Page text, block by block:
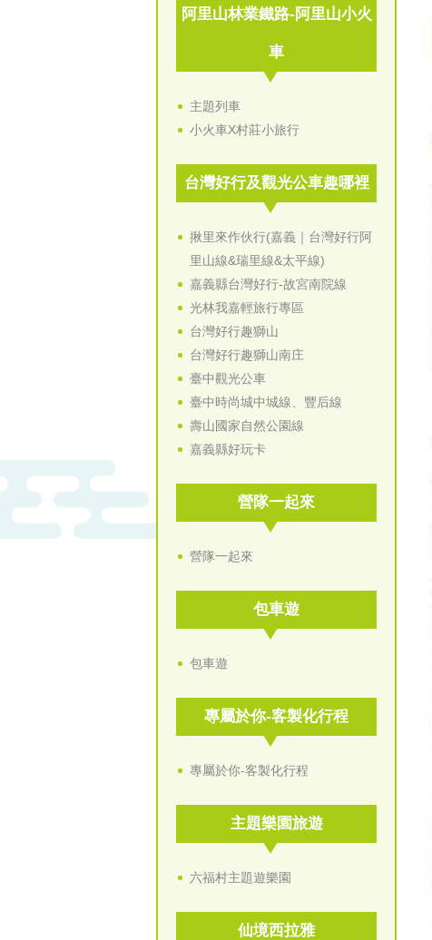
阿里山林業鐵路-阿里山小火
車
主題列車
小火車X村莊小旅行
台灣好行及觀光公車趣哪裡
揪里來作伙行(嘉義｜台灣好行阿
里山線&瑞里線&太平線)
嘉義縣台灣好行-故宮南院線
光林我嘉輕旅行專區
台灣好行趣獅山
台灣好行趣獅山南庄
臺中觀光公車
臺中時尚城中城線、豐后線
壽山國家自然公園線
嘉義縣好玩卡
營隊一起來
營隊一起來
包車遊
包車遊
專屬於你-客製化行程
專屬於你-客製化行程
主題樂園旅遊
六福村主題遊樂園
仙境西拉雅